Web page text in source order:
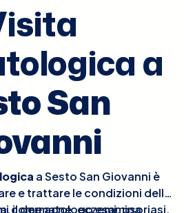
a
San
a Sesto San Giovanni è
e trattare le condizioni della
come acne, eczemi, psoriasi,
il dermatologo esamina